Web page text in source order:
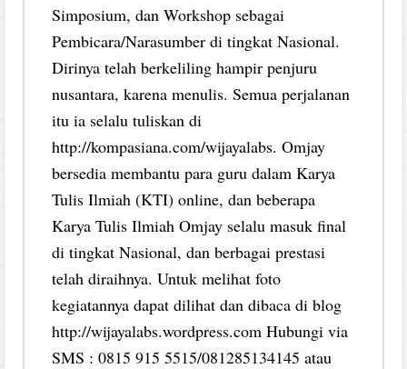
Simposium, dan Workshop sebagai
Pembicara/Narasumber di tingkat Nasional.
Dirinya telah berkeliling hampir penjuru
nusantara, karena menulis. Semua perjalanan
itu ia selalu tuliskan di
http://kompasiana.com/wijayalabs. Omjay
bersedia membantu para guru dalam Karya
Tulis Ilmiah (KTI) online, dan beberapa
Karya Tulis Ilmiah Omjay selalu masuk final
di tingkat Nasional, dan berbagai prestasi
telah diraihnya. Untuk melihat foto
kegiatannya dapat dilihat dan dibaca di blog
http://wijayalabs.wordpress.com Hubungi via
SMS : 0815 915 5515/081285134145 atau